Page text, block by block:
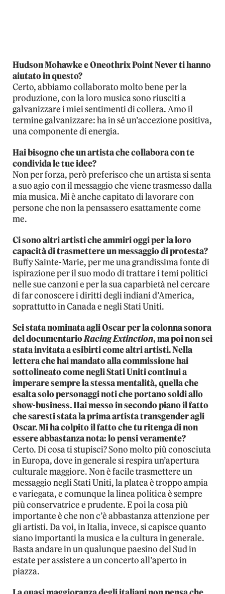
Hudson Mohawke e Oneothrix Point Never ti hanno
aiutato in questo?
Certo, abbiamo collaborato molto bene per la
produzione, con la loro musica sono riusciti a
galvanizzare i miei sentimenti di collera. Amo il
termine galvanizzare: ha in sé un’accezione positiva,
una componente di energia.
Hai bisogno che un artista che collabora con te
condivida le tue idee?
Non per forza, però preferisco che un artista si senta
a suo agio con il messaggio che viene trasmesso dalla
mia musica. Mi è anche capitato di lavorare con
persone che non la pensassero esattamente come
me.
Ci sono altri artisti che ammiri oggi per la loro
capacità di trasmettere un messaggio di protesta?
Buffy Sainte-Marie, per me una grandissima fonte di
ispirazione per il suo modo di trattare i temi politici
nelle sue canzoni e per la sua caparbietà nel cercare
di far conoscere i diritti degli indiani d’America,
soprattutto in Canada e negli Stati Uniti.
Sei stata nominata agli Oscar per la colonna sonora
del documentarioRacing Extinction, ma poi non sei
stata invitata a esibirti come altri artisti. Nella
lettera che hai mandato alla commissione hai
sottolineato come negli Stati Uniti continui a
imperare sempre la stessa mentalità, quella che
esalta solo personaggi noti che portano soldi allo
show-business. Hai messo in secondo piano il fatto
che saresti stata la prima artista transgender agli
Oscar. Mi ha colpito il fatto che tu ritenga di non
essere abbastanza nota: lo pensi veramente?
Certo. Di cosa ti stupisci? Sono molto più conosciuta
in Europa, dove in generale si respira un’apertura
culturale maggiore. Non è facile trasmettere un
messaggio negli Stati Uniti, la platea è troppo ampia
e variegata, e comunque la linea politica è sempre
più conservatrice e prudente. E poi la cosa più
importante è che non c’è abbastanza attenzione per
gli artisti. Da voi, in Italia, invece, si capisce quanto
siano importanti la musica e la cultura in generale.
Basta andare in un qualunque paesino del Sud in
estate per assistere a un concerto all’aperto in
piazza.